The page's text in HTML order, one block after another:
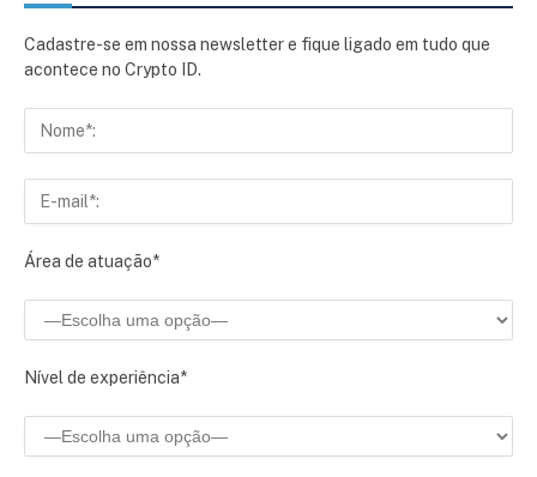
Cadastre-se em nossa newsletter e fique ligado em tudo que
acontece no Crypto ID.
Área de atuação*
Nível de experiência*